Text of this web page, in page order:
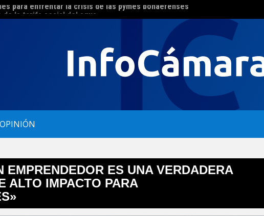
de la tarifa social del agua
OPINIÓN
EMPRENDEDOR ES UNA VERDADERA
ALTO IMPACTO PARA